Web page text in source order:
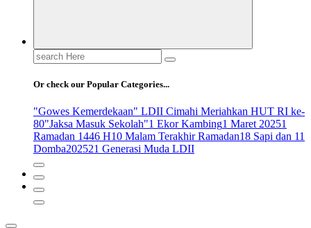
Search
for:
Or check our Popular Categories...
"Gowes Kemerdekaan" LDII Cimahi Meriahkan HUT RI ke-
80"Jaksa Masuk Sekolah"1 Ekor Kambing1 Maret 20251
Ramadan 1446 H10 Malam Terakhir Ramadan18 Sapi dan 11
Domba202521 Generasi Muda LDII